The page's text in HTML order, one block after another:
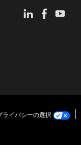
ライバシーの選択